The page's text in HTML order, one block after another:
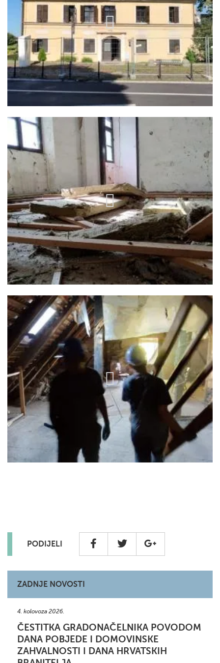
PODIJELI
ZADNJE NOVOSTI
4. kolovoza 2026.
ČESTITKA GRADONAČELNIKA POVODOM
DANA POBJEDE I DOMOVINSKE
ZAHVALNOSTI I DANA HRVATSKIH